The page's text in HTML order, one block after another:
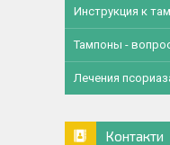
Инструкция к
Тампоны -
Лечения
Контакти